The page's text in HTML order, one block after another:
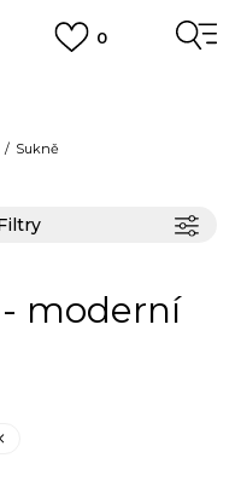
0
pro Click&Collect)
Sukně
moderní